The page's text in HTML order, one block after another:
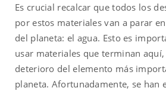
Es crucial recalcar que todos los
por estos materiales van a parar
del planeta: el agua. Esto es
usar materiales que terminan
deterioro del elemento más
planeta. Afortunadamente, se han